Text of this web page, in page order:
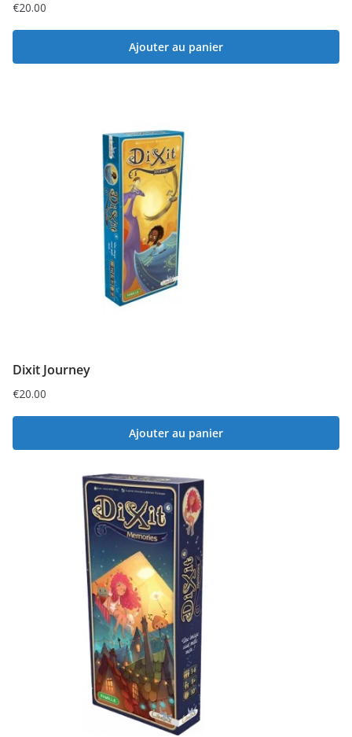
€20.00
Ajouter au panier
Dixit Journey
€20.00
Ajouter au panier